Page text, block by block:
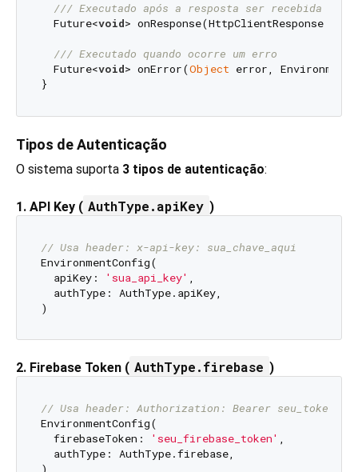
/// Executado após a resposta ser recebida
  Future<
void> onResponse(HttpClientResponse
/// Executado quando ocorre um erro
  Future<
void> onError(Object error,
Tipos de Autenticação
O sistema suporta 3 tipos de autenticação:
1. API Key ( AuthType.apiKey )
// Usa header: x-api-key: sua_chave_aqui
EnvironmentConfig(
  apiKey:
'sua_api_key'
  authType: AuthType.apiKey,
2. Firebase Token ( AuthType.firebase )
// Usa header: Authorization: Bearer
EnvironmentConfig(
  firebaseToken:
'seu_firebase_token' ,
  authType: AuthType.firebase,